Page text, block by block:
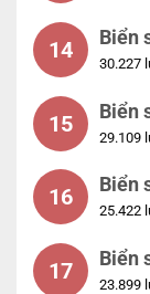
14 Biển
30.227
15 Biển
29.109
16 Biển
25.422
17 Biển
23.899